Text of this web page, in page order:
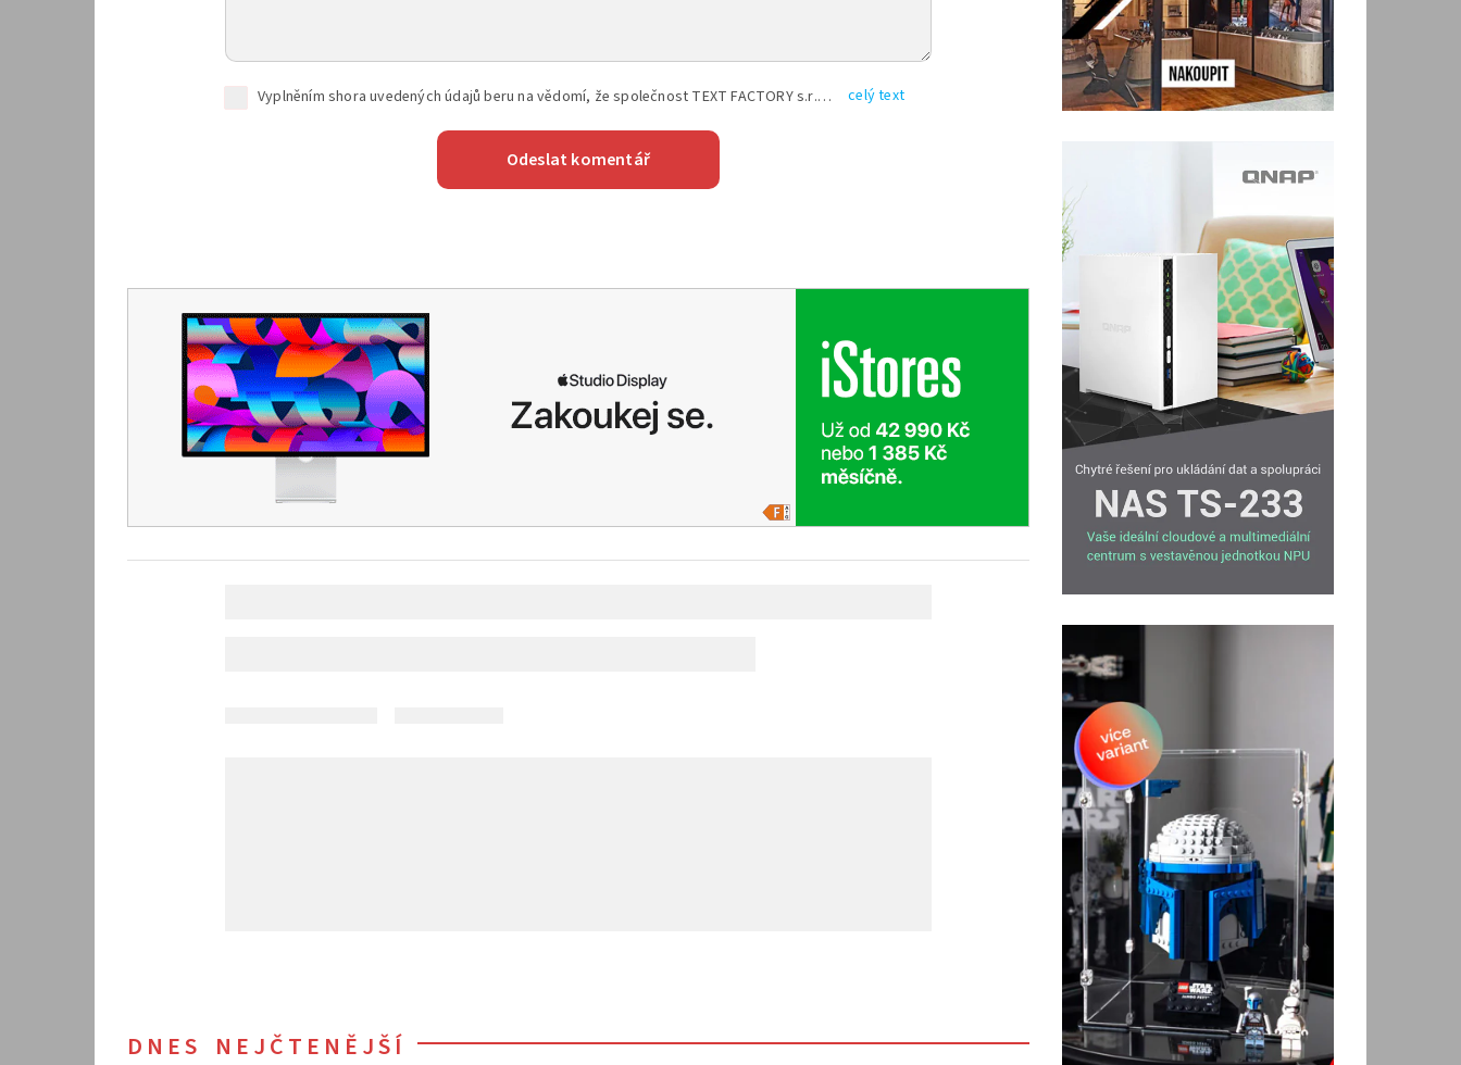
Vyplněním shora uvedených údajů beru na vědomí, že společnost TEXT FACTORY s.r.o., sídlem Brno, Durďákova 336/29, Černá Pole, PSČ: 613 00, IČ: 06157831, zapsané u Krajského soudu v Brně, oddíl C, vložka 100399, bude zpracovávat mé osobní údaje uvedené v rámci mnou vyplněného registračního formuláře na základě oprávněných zájmů TEXT FACTORY s.r.o. dle čl. 6 odst. 1 písm. f) GDPR a pro splnění právních povinností (čl. 6 odst. 1 písm. c) GDPR), a to pro tyto účely: nezbytnost zajistit oprávnění návštěvníka webových stránek provozovaných společností TEXT FACTORY s.r.o. přispívat aktivně ke zveřejněným článkům nebo v rámci diskusních fór a výkon práv TEXT FACTORY s.r.o. jako administrátora těchto diskusních fór. Více informací o zpracování osobních údajů a právech lze nalézt v celý text
DNES NEJČTENĚJŠÍ